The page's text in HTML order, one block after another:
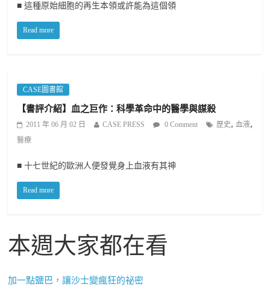
■ 這種原始細胞的再生本領或許能為這個領
Read more
CASE圖書館
【書評介紹】血之巨作：科學革命中的醫學與謀殺
2011 年 06 月 02 日 CASE PRESS 0 Comment 歷史, 血液,
醫療
■ 十七世紀的歐洲人便發覺身上血液有其神
Read more
本週大家都在看
加一點鹽巴，讓沙士變瘋狂的祕密